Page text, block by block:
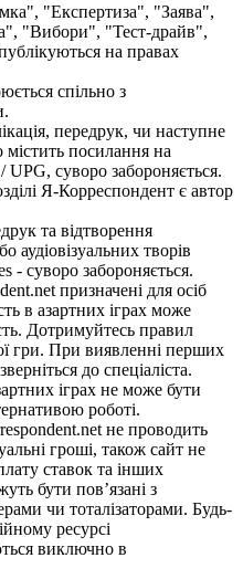
"Експертиза", "Заява",
"Вибори", "Тест-драйв",
на правах
спільно з
передрук, чи наступне
посилання на
суворо забороняється.
Я-Корреспондент є автор
та відтворення
аудіовізуальних творів
- суворо забороняється.
призначені для осіб
в азартних іграх може
Дотримуйтесь правил
гри. При виявленні перших
до спеціаліста.
іграх не може бути
роботі.
не проводить
гроші, також сайт не
ставок та інших
бути пов’язані з
чи тоталізаторами. Будь-
ресурсі
виключно в